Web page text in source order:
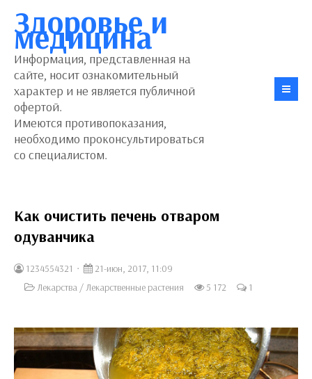
Здоровье и
медицина
Информация, представленная на
сайте, носит ознакомительный
характер и не является публичной
офертой.
Имеются противопоказания,
необходимо проконсультироваться
со специалистом.
Как очистить печень отваром
одуванчика
1234554321
21-июн, 2017, 11:09
Лекарства /Лекарственные растения 5 172 1